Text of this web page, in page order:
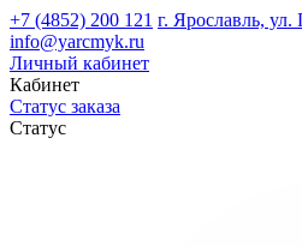
+7 (4852) 200 121 г. Ярославль,
info@yarcmyk.ru
Личный кабинет
Кабинет
Статус заказа
Статус